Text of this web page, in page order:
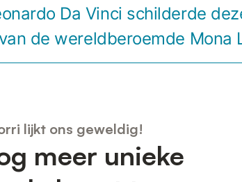
Da Vinci schilderde
de wereldberoemde Mona
lijkt ons geweldig!
meer unieke